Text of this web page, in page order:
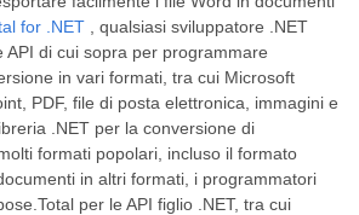
for .NET , qualsiasi sviluppatore .NET
API di cui sopra per programmare
in vari formati, tra cui Microsoft
PDF, file di posta elettronica, immagini e
.NET per la conversione di
formati popolari, incluso il formato
in altri formati, i programmatori
per le API figlio .NET, tra cui